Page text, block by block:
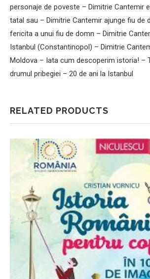
personaje de poveste – Dimitrie Cantemir
tatal sau – Dimitrie Cantemir ajunge fiu de
fericita a unui fiu de domn – Dimitrie
Istanbul (Constantinopol) – Dimitrie
Moldova – Iata cum descoperim istoria! –
drumul pribegiei – 20 de ani la Istanbul
RELATED PRODUCTS